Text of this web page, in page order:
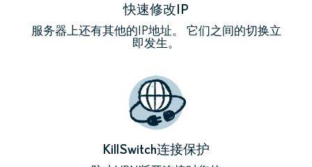
快速修改IP
服务器上还有其他的IP地址。 它们之间的切换立
即发生。
KillSwitch连接保护